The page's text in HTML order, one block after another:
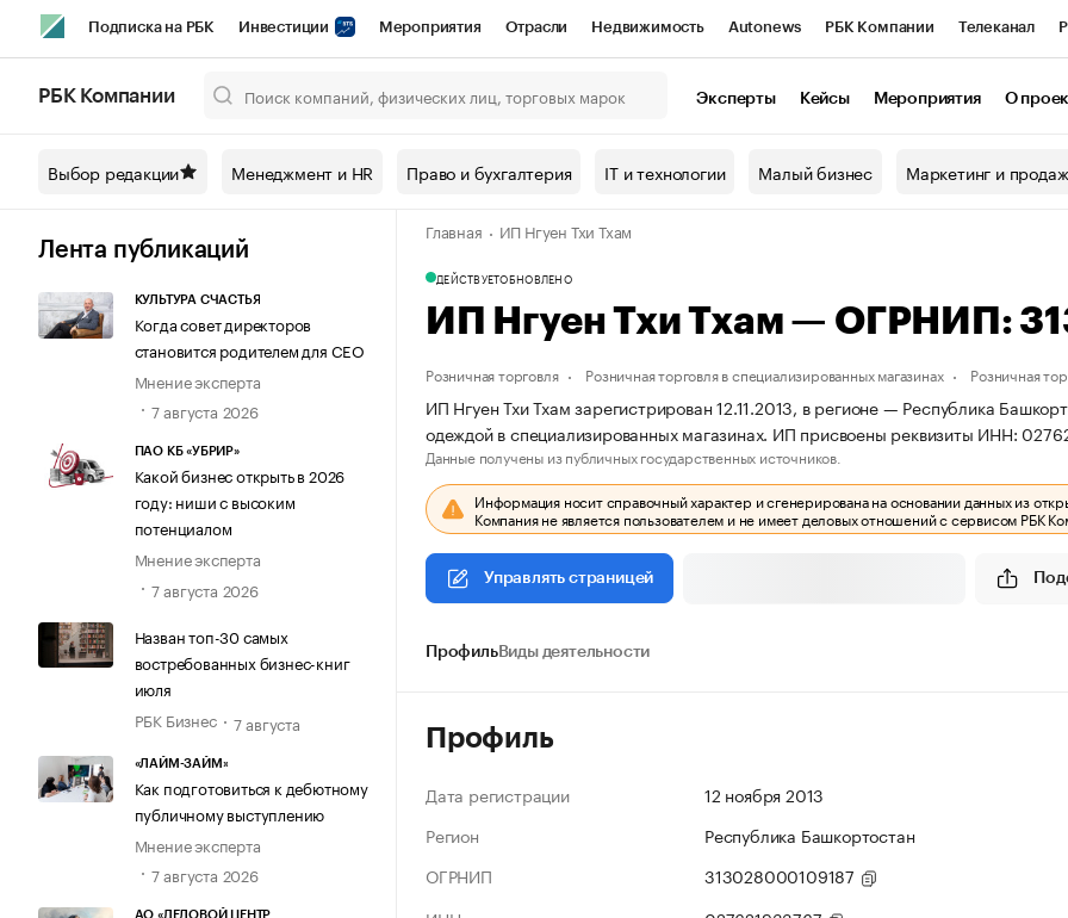
Подписка на РБК Инвестиции Мероприятия Отрасли Недвижимость Autonews РБК Компании Телеканал
Спецпроекты СПб Конференции СПб Спецпроекты Проверка контрагентов
Технологии и медиа Рынок наличной валюты
РБК Компании Эксперты Кейсы Мероприятия О
Выбор редакции Менеджмент и HR Право и бухгалтерия IT и технологии Малый бизнес Маркетинг и
Лента публикаций
КУЛЬТУРА СЧАСТЬЯ
Когда совет директоров
становится родителем для CEO
Мнение эксперта
7 августа 2026
ПАО КБ «УБРИР»
Какой бизнес открыть в 2026
году: ниши с высоким
потенциалом
Мнение эксперта
7 августа 2026
Назван топ-30 самых
востребованных бизнес-книг
июля
РБК Бизнес
7 августа
«ЛАЙМ-ЗАЙМ»
Как подготовиться к дебютному
публичному выступлению
Мнение эксперта
7 августа 2026
Главная ИП Нгуен Тхи Тхам
ДЕЙСТВУЕТОБНОВЛЕНО
ИП Нгуен Тхи Тхам — ОГРНИП:
Розничная торговля Розничная торговля в специализированных магазинах Розничная
ИП Нгуен Тхи Тхам зарегистрирован 12.11.2013, в регионе — Республика
одеждой в специализированных магазинах. ИП присвоены реквизиты ИНН:
Данные получены из публичных государственных источников.
Информация носит справочный характер и сгенерирована на основании данных из
Компания не является пользователем и не имеет деловых отношений с сервисом РБК
Управлять страницей
ПрофильВиды деятельности
Профиль
Дата регистрации
12 ноября 2013
Регион
Республика Башкортостан
ОГРНИП
313028000109187